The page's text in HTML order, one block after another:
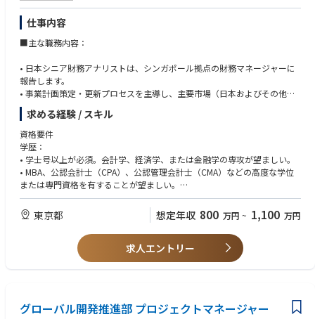
仕事内容
■主な職務内容：
• 日本シニア財務アナリストは、シンガポール拠点の財務マネージャーに
報告します。
• 事業計画策定・更新プロセスを主導し、主要市場（日本およびその他の
アジア太平洋市場）における詳細なボトムアップ計画策定を調整します。
• 事業計画サイクル・更新、予測、実績報告に関する地域FP&Aプロセスへ
の提出を支援します。
• デリバリー部門が所有する財務指標に関する定期報告と解説を作成す
る。
• グローバルサービス部門の会計機能と連携し、決算業務を主導または支
援する。これには、見越額の推定・検証、固定資産取引、社内間取引の処
• 月次業績・計画資料を作成し、マネージャーが経営陣レビュー向けに枠
組みを構築できるよう一次コメントを追加する
• 担当領域におけるFP&Aプロセス変更を主導または支援する
求める経験 / スキル
資格要件
学歴：
• 学士号以上が必須。会計学、経済学、または金融学の専攻が望ましい。
• MBA、公認会計士（CPA）、公認管理会計士（CMA）などの高度な学位
または専門資格を有することが望ましい。
• 財務、会計プロセス、または関連業務における最低5年の実務経験が必
要。
• PowerPointなどの一般的なMicrosoft Officeアプリケーションの習熟度、
および高度なExcelスキル（ピボットテーブル、数式、各種検索関数）が必
パートナーシップを構築できる能力、優れた対人スキルおよびプレゼンテ
東京都 想定年収 800 万円 ~ 1,100 万円
求人エントリー
グローバル開発推進部 プロジェクトマネージャー